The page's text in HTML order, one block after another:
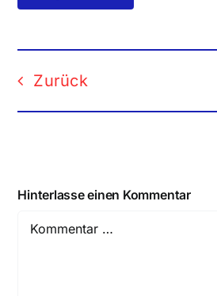
Zurück
Hinterlasse einen Kommentar
Comment